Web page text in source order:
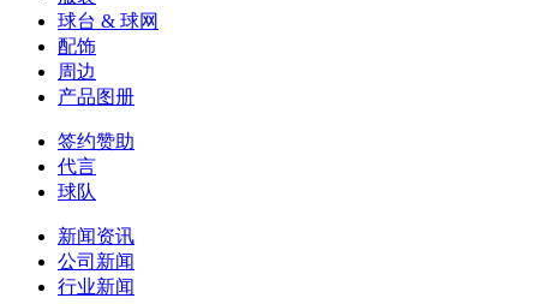
球台 & 球网
配饰
周边
产品图册
签约赞助
代言
球队
新闻资讯
公司新闻
行业新闻